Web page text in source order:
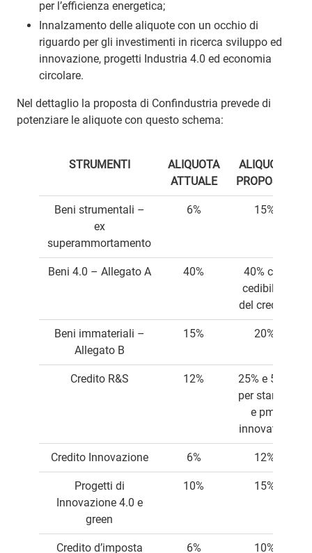
per l’efficienza energetica;
Innalzamento delle aliquote con un occhio di
riguardo per gli investimenti in ricerca sviluppo ed
innovazione, progetti Industria 4.0 ed economia
circolare.
Nel dettaglio la proposta di Confindustria prevede di
potenziare le aliquote con questo schema:
STRUMENTI
ALIQUOTA
ATTUALE
ALIQUOTA
PROPOSTA
Beni strumentali –
ex
superammortamento
6% 15%
Beni 4.0 – Allegato A 40%
40% con
cedibilità
del credito
Beni immateriali –
Allegato B
15% 20%
Credito R&S 12%
25% e 50%
per startup
e pmi
innovative
Credito Innovazione 6% 12%
Progetti di
Innovazione 4.0 e
green
10% 15%
Credito d’imposta
6% 10%